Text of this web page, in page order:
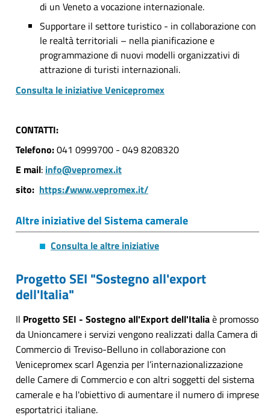
di un Veneto a vocazione internazionale.
Supportare il settore turistico - in collaborazione con
le realtà territoriali – nella pianificazione e
programmazione di nuovi modelli organizzativi di
attrazione di turisti internazionali.
Consulta le iniziative Venicepromex
CONTATTI:
Telefono:041 0999700 - 049 8208320
E mail: info@vepromex.it
sito: https://www.vepromex.it/
Altre iniziative del Sistema camerale
Consulta le altre iniziative
Progetto SEI "Sostegno all'export
dell'Italia"
Il Progetto SEI - Sostegno all'Export dell'Italiaè promosso
da Unioncamere i servizi vengono realizzati dalla Camera di
Commercio di Treviso-Belluno in collaborazione con
Venicepromex scarl Agenzia per l’internazionalizzazione
delle Camere di Commercio e con altri soggetti del sistema
camerale e ha l'obiettivo di aumentare il numero di imprese
esportatrici italiane.